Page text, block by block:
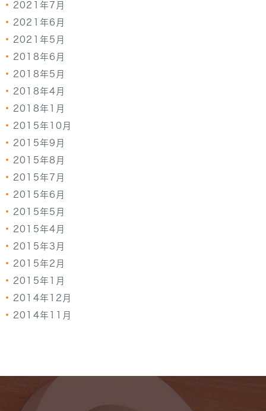
2021年7月
2021年6月
2021年5月
2018年6月
2018年5月
2018年4月
2018年1月
2015年10月
2015年9月
2015年8月
2015年7月
2015年6月
2015年5月
2015年4月
2015年3月
2015年2月
2015年1月
2014年12月
2014年11月